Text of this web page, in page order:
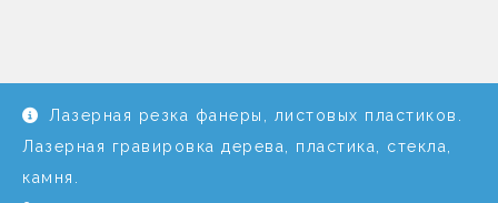
Лазерная резка фанеры, листовых пластиков.
Лазерная гравировка дерева, пластика, стекла,
камня.